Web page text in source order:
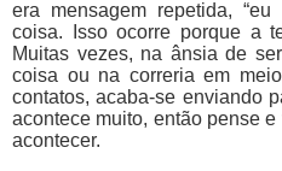
era mensagem repetida,
coisa. Isso ocorre porque a
Muitas vezes, na ânsia de
coisa ou na correria em
contatos, acaba-se enviando
acontece muito, então pense
acontecer.